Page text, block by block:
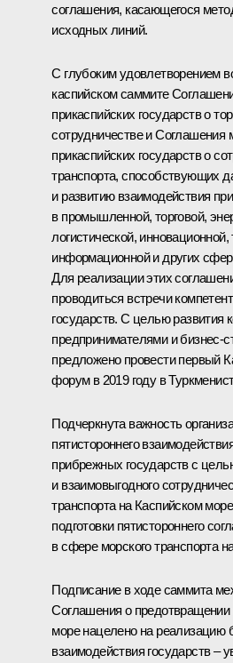
соглашения, касающегося
исходных линий.
С глубоким удовлетворением
каспийском саммите
прикаспийских государств о
сотрудничестве и Соглашения
прикаспийских государств о
транспорта, способствующих
и развитию взаимодействия
в промышленной, торговой,
логистической, инновационной,
информационной и других
Для реализации этих
проводиться встречи
государств. С целью развития
предпринимателями и бизнес-
предложено провести первый
форум в 2019 году в
Подчеркнута важность
пятистороннего
прибрежных государств с
и взаимовыгодного
транспорта на Каспийском
подготовки пятистороннего
в сфере морского транспорта
Подписание в ходе саммита
Соглашения о
море нацелено на реализацию
взаимодействия государств –